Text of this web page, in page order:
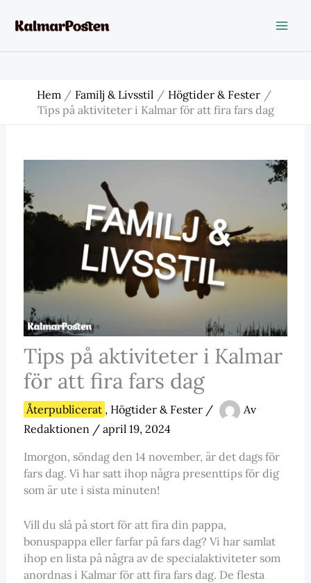
Hem Familj & Livsstil
Högtider & Fester
Tips på aktiviteter i Kalmar för att fira fars dag
Tips på aktiviteter i Kalmar
för att fira fars dag
Återpublicerat , Högtider & Fester/
Av
Redaktionen / april 19, 2024
Imorgon, söndag den 14 november, är det dags för
fars dag. Vi har satt ihop några presenttips för dig
som är ute i sista minuten!
Vill du slå på stort för att fira din pappa,
bonuspappa eller farfar på fars dag? Vi har samlat
ihop en lista på några av de specialaktiviteter som
anordnas i Kalmar för att fira fars dag. De flesta